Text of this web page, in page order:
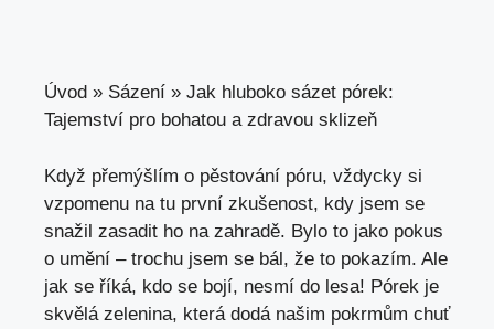
Úvod » Sázení » Jak hluboko sázet pórek:
Tajemství pro bohatou a zdravou sklizeň
Když přemýšlím o pěstování póru, vždycky si
vzpomenu na tu první zkušenost, kdy jsem se
snažil zasadit ho na zahradě. Bylo to jako pokus
o umění – trochu jsem se bál, že to pokazím. Ale
jak se říká, kdo se bojí, nesmí do lesa! Pórek je
skvělá zelenina, která dodá našim pokrmům chuť